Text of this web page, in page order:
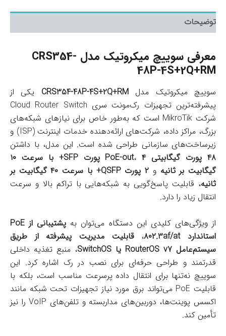
توضیحات
معرفی سوییچ میکروتیک مدل CRS354-
48P-4S+2Q+RM
سوییچ میکروتیک مدلCRS354-48P-4S+2Q+RM یکی از
پیشرفته‌ترین تجهیزات رک‌مونت سری Cloud Router Switch
شرکت MikroTik است که به‌طور خاص برای نیازهای شبکه‌های
بزرگ، مراکز داده، شرکت‌های ارائه‌دهنده خدمات اینترنت (ISP) و
زیرساخت‌های سازمانی طراحی شده است. این مدل، با داشتن
۴۸ پورت گیگابیتی PoE-out
،
۴ پورت SFP+ با سرعت ۱۰
گیگابیت بر ثانیه و
۲ پورت QSFP+ با سرعت ۴۰ گیگابیت بر
ثانیه، قابلیت پاسخ‌گویی به شبکه‌هایی با تراکم بالا و سرعت
انتقال زیاد را دارد.
از ویژگی‌های کلیدی این دستگاه می‌توان به
پشتیبانی از PoE
استاندارد ۸۰۲.3af/at
،قابلیت مدیریت پیشرفته از طریق
سیستم‌عامل RouterOS v7 یا SwitchOS
، منبع تغذیه داخلی
قدرتمند و طراحی حرفه‌ای برای نصب در رک اشاره کرد. این
سوییچ نه‌تنها برای انتقال داده پرسرعت مناسب است، بلکه با
قابلیت PoE می‌تواند برق مورد نیاز تجهیزات تحت شبکه مانند
اکسس پوینت‌ها، دوربین‌های مداربسته و تلفن‌های VoIP را نیز
تأمین کند.